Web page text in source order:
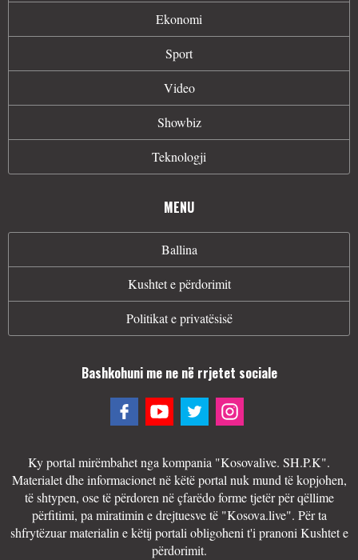
Ekonomi
Sport
Video
Showbiz
Teknologji
MENU
Ballina
Kushtet e përdorimit
Politikat e privatësisë
Bashkohuni me ne në rrjetet sociale
Ky portal mirëmbahet nga kompania "Kosovalive. SH.P.K".
Materialet dhe informacionet në këtë portal nuk mund të kopjohen,
të shtypen, ose të përdoren në çfarëdo forme tjetër për qëllime
përfitimi, pa miratimin e drejtuesve të "Kosova.live". Për ta
shfrytëzuar materialin e këtij portali obligoheni t'i pranoni Kushtet e
përdorimit.